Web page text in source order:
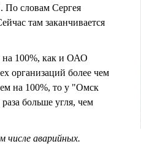
словам Сергея
там заканчивается
на 100%, как и ОАО
организаций более чем
на 100%, то у "Омск
больше угля, чем
числе аварийных.